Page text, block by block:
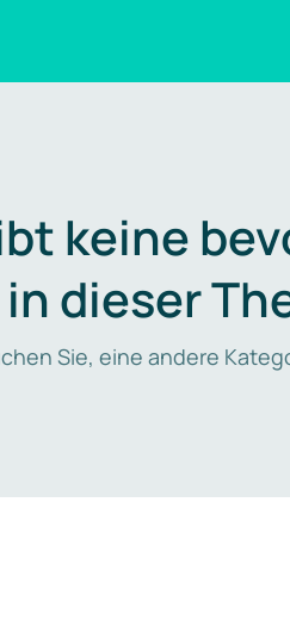
keine
in dieser
Sie, eine andere